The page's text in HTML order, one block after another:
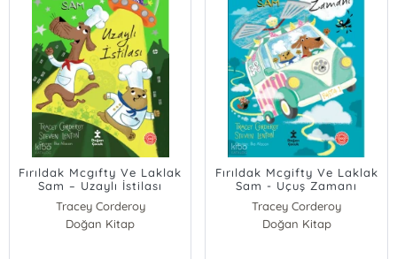
Fırıldak Mcgıfty Ve Laklak
Sam – Uzaylı İstilası
Tracey Corderoy
Doğan Kitap
Fırıldak Mcgifty Ve Laklak
Sam - Uçuş Zamanı
Tracey Corderoy
Doğan Kitap